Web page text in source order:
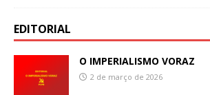
EDITORIAL
O IMPERIALISMO VORAZ
2 de março de 2026